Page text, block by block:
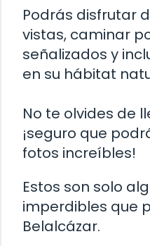
Podrás disfrutar
vistas, caminar
señalizados y
en su hábitat
No te olvides de
¡seguro que
fotos increíbles!
Estos son solo
imperdibles que
Belalcázar.